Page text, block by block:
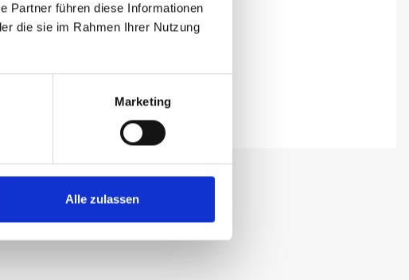
Partner führen diese Informationen
die sie im Rahmen Ihrer Nutzung
Marketing
Alle zulassen